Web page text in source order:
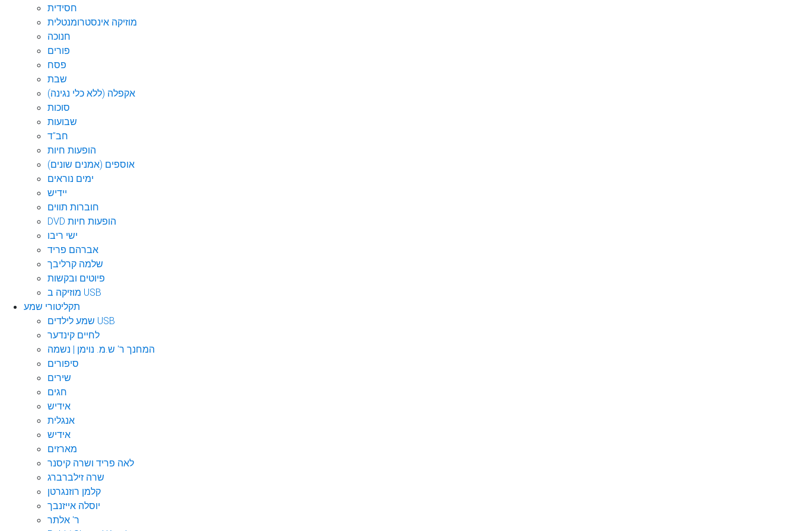
חסידית
מוזיקה אינסטרומנטלית
חנוכה
פורים
פסח
שבת
אקפלה (ללא כלי נגינה)
סוכות
שבועות
חב"ד
הופעות חיות
אוספים (אמנים שונים)
ימים נוראים
יידיש
חוברות תווים
DVD הופעות חיות
ישי ריבו
אברהם פריד
שלמה קרליבך
פיוטים ובקשות
מוזיקה ב USB
תקליטורי שמע
שמע לילדים USB
לחיים קינדער
המחנך ר' ש.מ. נוימן | נשמה
סיפורים
שירים
חגים
אידיש
אנגלית
אידיש
מארזים
לאה פריד ושרה קיסנר
שרה זילברברג
קלמן רוזנגרטן
יוסלה אייזנבך
ר' אלתר